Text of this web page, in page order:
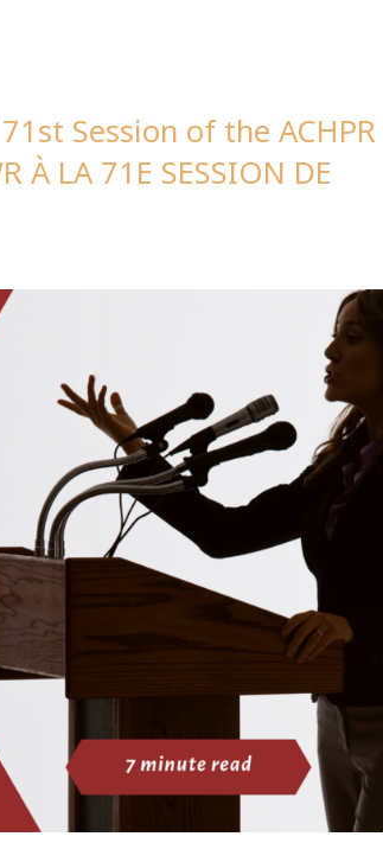
Session of the ACHPR
À LA 71E SESSION DE